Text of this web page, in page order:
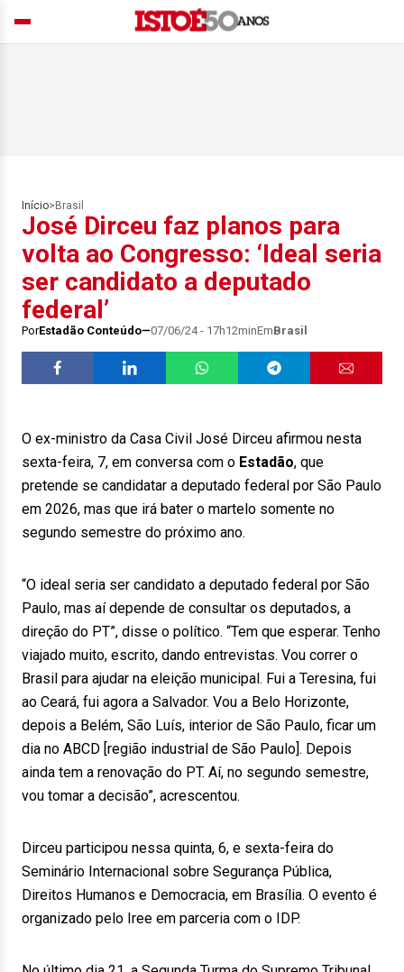
Início> Brasil
José Dirceu faz planos para
volta ao Congresso: ‘Ideal seria
ser candidato a deputado
federal’
PorEstadão Conteúdo 07/06/24 - 17h12minEmBrasil
O ex-ministro da Casa Civil José Dirceu afirmou nesta
sexta-feira, 7, em conversa com o Estadão, que
pretende se candidatar a deputado federal por São Paulo
em 2026, mas que irá bater o martelo somente no
segundo semestre do próximo ano.
“O ideal seria ser candidato a deputado federal por São
Paulo, mas aí depende de consultar os deputados, a
direção do PT”, disse o político. “Tem que esperar. Tenho
viajado muito, escrito, dando entrevistas. Vou correr o
Brasil para ajudar na eleição municipal. Fui a Teresina, fui
ao Ceará, fui agora a Salvador. Vou a Belo Horizonte,
depois a Belém, São Luís, interior de São Paulo, ficar um
dia no ABCD [região industrial de São Paulo]. Depois
ainda tem a renovação do PT. Aí, no segundo semestre,
vou tomar a decisão”, acrescentou.
Dirceu participou nessa quinta, 6, e sexta-feira do
Seminário Internacional sobre Segurança Pública,
Direitos Humanos e Democracia, em Brasília. O evento é
organizado pelo Iree em parceria com o IDP.